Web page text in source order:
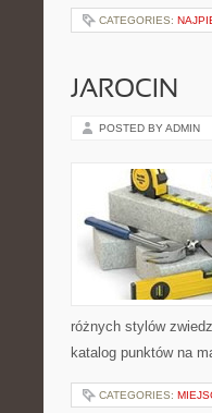
CATEGORIES:
JAROCIN
POSTED BY ADMIN
różnych stylów
katalog punktów na
CATEGORIES: